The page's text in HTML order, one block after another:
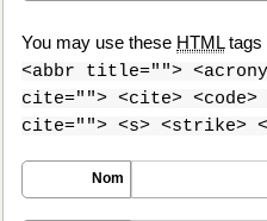
You may use these HTMLtags
<abbr title="">
cite=""> <cite> <code>
cite=""> <s> <strike>
Nom